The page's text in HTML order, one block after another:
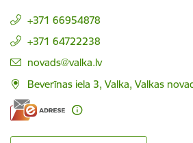
+371 66954878
+371 64722238
E-pasts:
novads@valka.lv
Beverīnas iela 3, Valka, Valkas